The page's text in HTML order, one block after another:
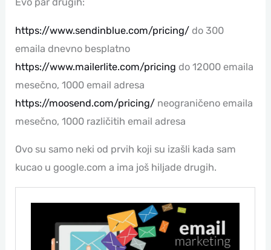
https://www.sendinblue.com/pricing/ do 300
emaila dnevno besplatno
https://www.mailerlite.com/pricing do 12000 emaila
mesečno, 1000 email adresa
https://moosend.com/pricing/ neograničeno emaila
mesečno, 1000 različitih email adresa
Ovo su samo neki od prvih koji su izašli kada sam
kucao u google.com a ima još hiljade drugih.